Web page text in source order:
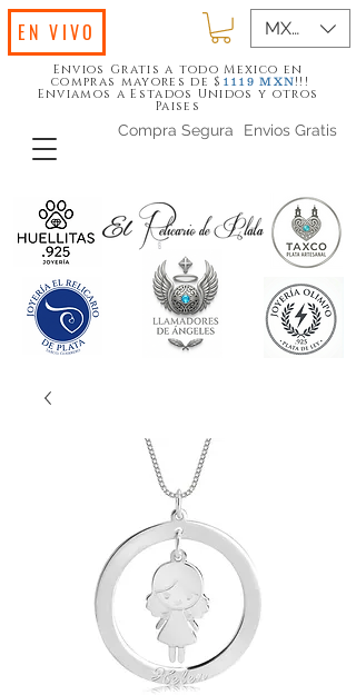
Envios Gratis
Compra Segura
Envios Gratis a todo Mexico en
compras mayores de $ 1119 MXN!!!
Enviamos a Estados Unidos y otros
Paises
MXN ($)
EN VIVO